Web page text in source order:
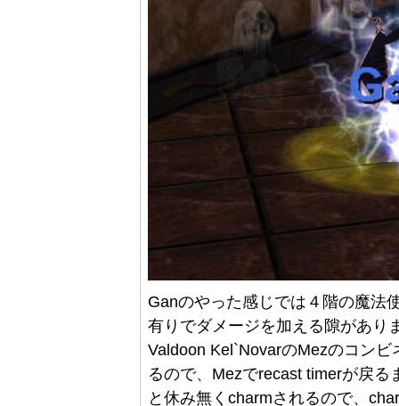
Ganのやった感じでは４階の魔法
有りでダメージを加える隙があり
Valdoon Kel`NovarのMezのコン
るので、Mezでrecast timerが戻
と休み無くcharmされるので、